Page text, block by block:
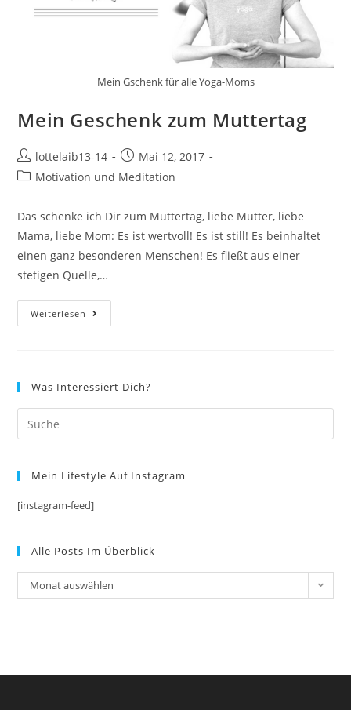
Mein Gschenk für alle Yoga-Moms
Mein Geschenk zum Muttertag
Beitrags-
Autor:
lottelaib13-14
Beitrag
veröffentlicht:
Mai 12, 2017
Beitrags-
Motivation und Meditation
Das schenke ich Dir zum Muttertag, liebe Mutter, liebe
Mama, liebe Mom: Es ist wertvoll! Es ist still! Es beinhaltet
einen ganz besonderen Menschen! Es fließt aus einer
stetigen Quelle,…
Weiterlesen Mein
Geschenk
Was Interessiert Dich?
Mein Lifestyle Auf Instagram
[instagram-feed]
Alle Posts Im Überblick
Alle
Posts
Monat auswählen